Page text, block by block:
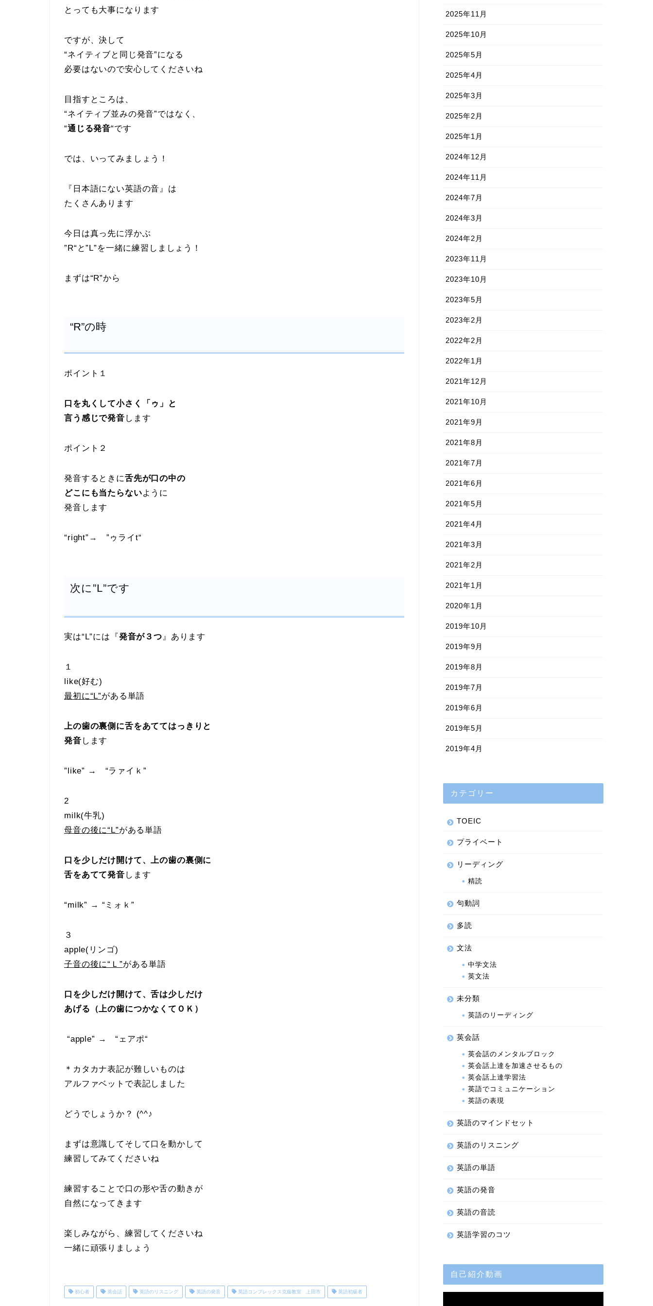
とっても大事になります
ですが、決して
“ネイティブと同じ発音”になる
必要はないので安心してくださいね
目指すところは、
“ネイティブ並みの発音”ではなく、
“通じる発音“です
では、いってみましょう！
『日本語にない英語の音』は
たくさんあります
今日は真っ先に浮かぶ
”R“と”L”を一緒に練習しましょう！
まずは“R”から
“R”の時
ポイント１
口を丸くして小さく「ゥ」と
言う感じで発音 します
ポイント２
発音するときに舌先が口の中の
どこにも当たらないように
発音します
“right”→ ”ゥライt“
次に”L”です
実は“L”には『発音が３つ』あります
１
like(好む)
最初に“L”がある単語
上の歯の裏側に舌をあててはっきりと
発音 します
”like” → “ラァイｋ”
2
milk(牛乳)
母音の後に“L”がある単語
口を少しだけ開けて、上の歯の裏側に
舌をあてて発音 します
“milk” → “ミォｋ”
３
apple(リンゴ)
子音の後に“Ｌ”がある単語
口を少しだけ開けて、舌は少しだけ
あげる（上の歯につかなくてＯＫ）
“apple” → “ェアポ“
＊カタカナ表記が難しいものは
アルファベットで表記しました
どうでしょうか？ (^^♪
まずは意識してそして口を動かして
練習してみてくださいね
練習することで口の形や舌の動きが
自然になってきます
楽しみながら、練習してくださいね
一緒に頑張りましょう
初心者 英会話 英語のリスニング 英語の発音 英語コンプレックス克服教室 上田市 英語初級者
2025年11月
2025年10月
2025年5月
2025年4月
2025年3月
2025年2月
2025年1月
2024年12月
2024年11月
2024年7月
2024年3月
2024年2月
2023年11月
2023年10月
2023年5月
2023年2月
2022年2月
2022年1月
2021年12月
2021年10月
2021年9月
2021年8月
2021年7月
2021年6月
2021年5月
2021年4月
2021年3月
2021年2月
2021年1月
2020年1月
2019年10月
2019年9月
2019年8月
2019年7月
2019年6月
2019年5月
2019年4月
カテゴリー
TOEIC
プライベート
リーディング
精読
句動詞
多読
文法
中学文法
英文法
未分類
英語のリーディング
英会話
英会話のメンタルブロック
英会話上達を加速させるもの
英会話上達学習法
英語でコミュニケーション
英語の表現
英語のマインドセット
英語のリスニング
英語の単語
英語の発音
英語の音読
英語学習のコツ
自己紹介動画